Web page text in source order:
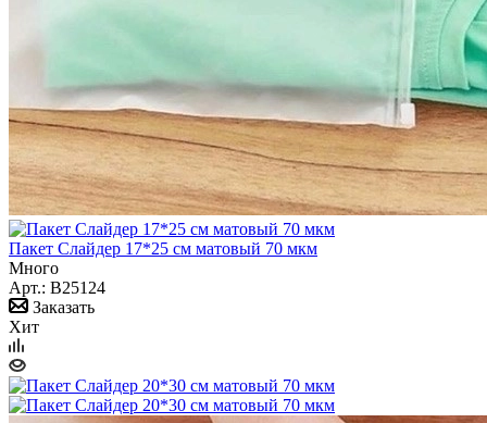
Пакет Слайдер 17*25 см матовый 70 мкм
Много
Арт.: B25124
Заказать
Хит